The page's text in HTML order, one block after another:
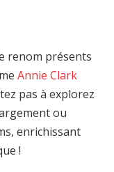
renom présents
Annie Clark
pas à explorez
ou
enrichissant
!